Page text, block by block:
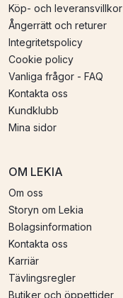
Köp- och leveransvillkor
Ångerrätt och returer
Integritetspolicy
Cookie policy
Vanliga frågor - FAQ
Kontakta oss
Kundklubb
Mina sidor
OM LEKIA
Om oss
Storyn om Lekia
Bolagsinformation
Kontakta oss
Karriär
Tävlingsregler
Butiker och öppettider